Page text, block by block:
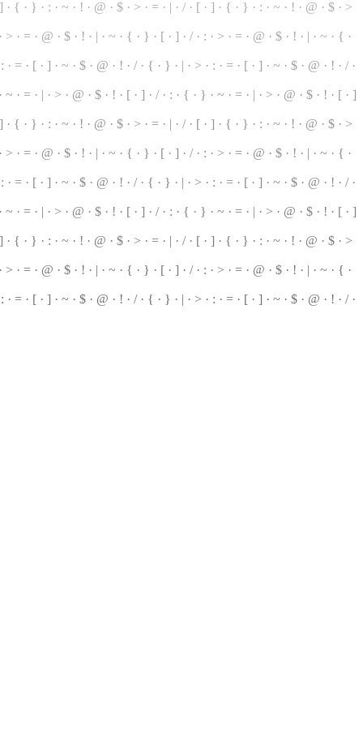
· { · } · : · ~ · ! · @ · $ · > · = · | · / · [ · ] · { · } · : · ~ · ! · @ · $ · >
· = · @ · $ · ! · | · ~ · { · } · [ · ] · / · : · > · = · @ · $ · ! · | · ~ · { ·
· = · [ · ] · ~ · $ · @ · ! · / · { · } · | · > · : · = · [ · ] · ~ · $ · @ · ! · / ·
~ · = · | · > · @ · $ · ! · [ · ] · / · : · { · } · ~ · = · | · > · @ · $ · ! · [ · ]
· { · } · : · ~ · ! · @ · $ · > · = · | · / · [ · ] · { · } · : · ~ · ! · @ · $ · >
· = · @ · $ · ! · | · ~ · { · } · [ · ] · / · : · > · = · @ · $ · ! · | · ~ · { ·
= · [ · ] · ~ · $ · @ · ! · / · { · } · | · > · : · = · [ · ] · ~ · $ · @ · ! · / ·
· = · | · > · @ · $ · ! · [ · ] · / · : · { · } · ~ · = · | · > · @ · $ · ! · [ · ]
· { · } · : · ~ · ! · @ · $ · > · = · | · / · [ · ] · { · } · : · ~ · ! · @ · $ · >
> · = · @ · $ · ! · | · ~ · { · } · [ · ] · /· : · > · = · @ · $ · ! · | · ~ · { ·
· = · [ · ] · ~ · $ · @ · ! · / · { · } · | · > · : · = · [ · ] · ~ · $ · @ · ! · / ·